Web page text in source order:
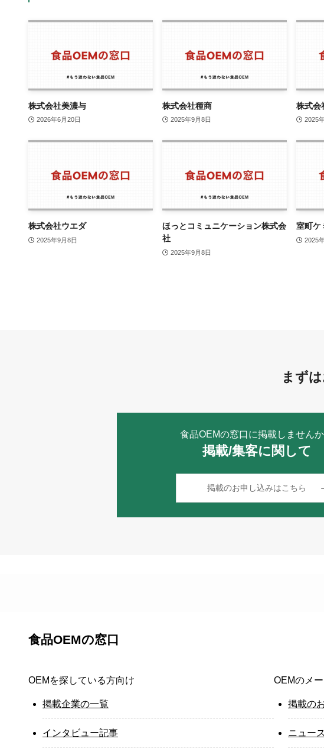
株式会社美濃与
2026年6月20日
株式会社種商
2025年9月8日
株式会
2025
株式会社ウエダ
2025年9月8日
ほっとコミュニケーション株式会
社
2025年9月8日
室町ケ
2025
まず
食品OEMの窓口に掲載しませんか
掲載/集客に関して
掲載のお申し込みはこちら
食品OEMの窓口
OEMを探している方向け
掲載企業の一覧
インタビュー記事
OEMのメ
掲載の
ニュー